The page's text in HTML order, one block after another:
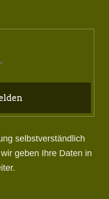
selbstverständlich
geben Ihre Daten in